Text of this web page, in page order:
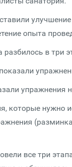
опыта
в три
упражнения
которые нужно
все три